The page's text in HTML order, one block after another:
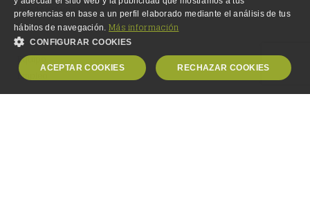
Dónde estamos
Fundación
Escuela
Equipo
Empleo
GERMAN
preferencias en base a un perfil elaborado mediante el análisis de tus
hábitos de navegación. Más información
CONFIGURAR COOKIES
ACEPTAR COOKIES RECHAZAR COOKIES